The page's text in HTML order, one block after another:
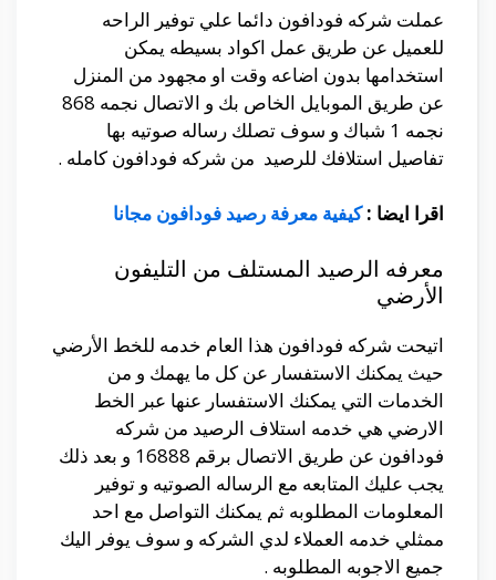
عملت شركه فودافون دائما علي توفير الراحه
للعميل عن طريق عمل اكواد بسيطه يمكن
استخدامها بدون اضاعه وقت او مجهود من المنزل
عن طريق الموبايل الخاص بك و الاتصال نجمه 868
نجمه 1 شباك و سوف تصلك رساله صوتيه بها
تفاصيل استلافك للرصيد من شركه فودافون كامله .
اقرا ايضا :كيفية معرفة رصيد فودافون مجانا
معرفه الرصيد المستلف من التليفون
الأرضي
اتيحت شركه فودافون هذا العام خدمه للخط الأرضي
حيث يمكنك الاستفسار عن كل ما يهمك و من
الخدمات التي يمكنك الاستفسار عنها عبر الخط
الارضي هي خدمه استلاف الرصيد من شركه
فودافون عن طريق الاتصال برقم 16888 و بعد ذلك
يجب عليك المتابعه مع الرساله الصوتيه و توفير
المعلومات المطلوبه ثم يمكنك التواصل مع احد
ممثلي خدمه العملاء لدي الشركه و سوف يوفر اليك
جميع الاجوبه المطلوبه .